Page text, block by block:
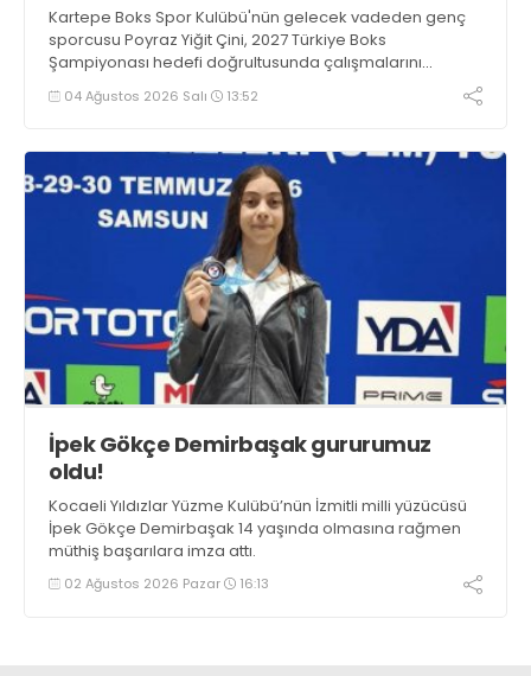
Kartepe Boks Spor Kulübü'nün gelecek vadeden genç
sporcusu Poyraz Yiğit Çini, 2027 Türkiye Boks
Şampiyonası hedefi doğrultusunda çalışmalarını
aralıksız sürdürüyor.
04 Ağustos 2026 Salı 13:52
İpek Gökçe Demirbaşak gururumuz
oldu!
Kocaeli Yıldızlar Yüzme Kulübü’nün İzmitli milli yüzücüsü
İpek Gökçe Demirbaşak 14 yaşında olmasına rağmen
müthiş başarılara imza attı.
02 Ağustos 2026 Pazar 16:13